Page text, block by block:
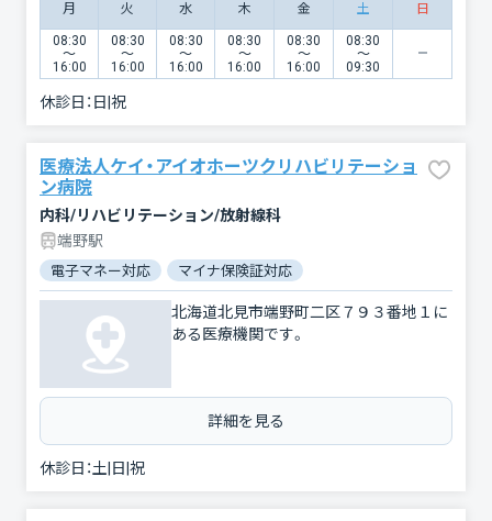
月 火 水 木 金 土 日
08:30
〜
16:00
08:30
〜
16:00
08:30
〜
16:00
08:30
〜
16:00
08:30
〜
16:00
08:30
〜
09:30
休診日： 日|祝
医療法人ケイ・アイオホーツクリハビリテーショ
ン病院
内科/リハビリテーション/放射線科
端野駅
電子マネー対応 マイナ保険証対応
北海道北見市端野町二区７９３番地１に
ある医療機関です。
詳細を見る
休診日：土|日|祝